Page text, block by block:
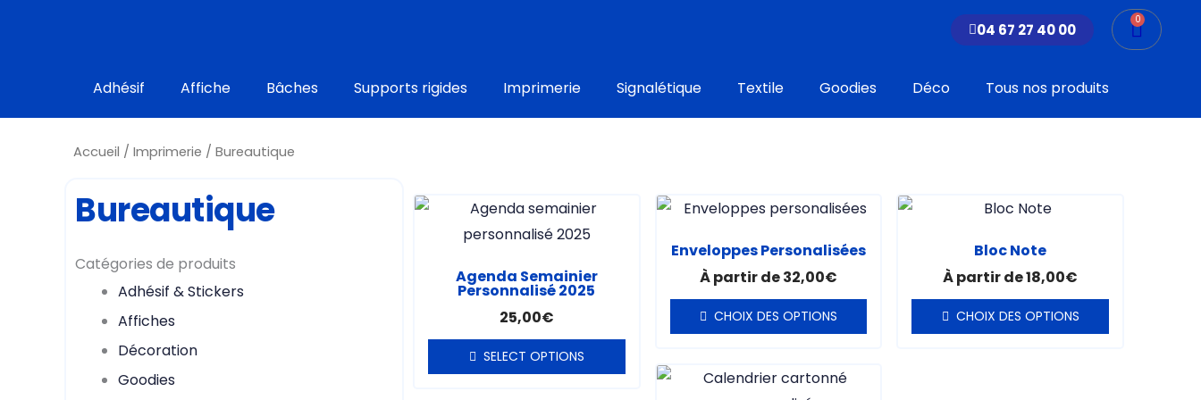
04 67 27 40 00
0
Panier
Adhésif Affiche Bâches Supports rigides Imprimerie Signalétique Textile Goodies Déco Tous nos produits
Accueil / Imprimerie / Bureautique
Bureautique
Catégories de produits
Adhésif & Stickers
Affiches
Décoration
Goodies
Agenda Semainier
Personnalisé 2025
25,00€
SELECT OPTIONS
Ce
produit
plusieurs
variations.
Les
options
Enveloppes Personalisées
À partir de32,00€
CHOIX DES OPTIONS
Ce
a
plusieurs
variations.
Les
peuvent
Bloc Note
À partir de18,00€
CHOIX DES OPTIONS
Ce
a
plusieurs
variations.
Les
Ce